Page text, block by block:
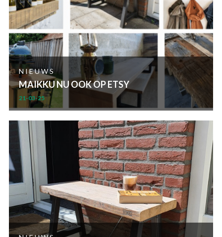
NIEUWS
MAIKKU NU OOK OP ETSY
21-03-25